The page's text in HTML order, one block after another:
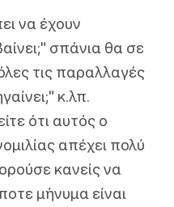
να έχουν
σπάνια θα σε
τις παραλλαγές
κ.λπ.
ότι αυτός ο
απέχει πολύ
κανείς να
μήνυμα είναι